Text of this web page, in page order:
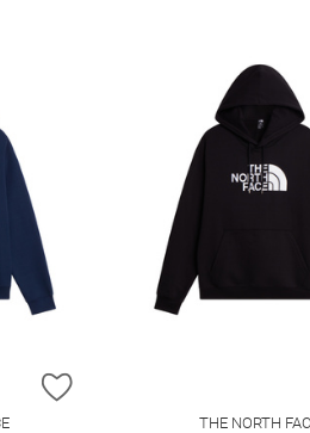
ZUR WUNSCHLISTE
THE NORTH